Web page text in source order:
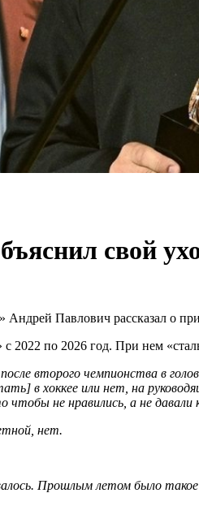
свой
Андрей Павлович рассказал о
2022 по 2026 год. При нем
второго чемпионства в
в хоккее или нет, на
чтобы не нравились, а не
нет.
Прошлым летом было